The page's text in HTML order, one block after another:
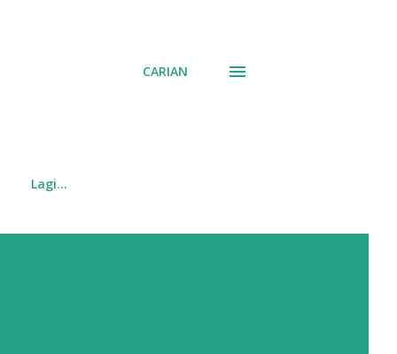
CARIAN
Lagi…